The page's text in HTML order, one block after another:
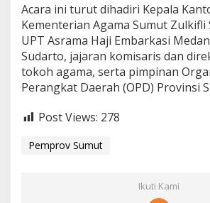
Acara ini turut dihadiri Kepala
Kementerian Agama Sumut Zulkifli
UPT Asrama Haji Embarkasi
Sudarto, jajaran komisaris dan
tokoh agama, serta pimpinan
Perangkat Daerah (OPD) Provinsi
Post Views: 278
Pemprov Sumut
Ikuti Kami